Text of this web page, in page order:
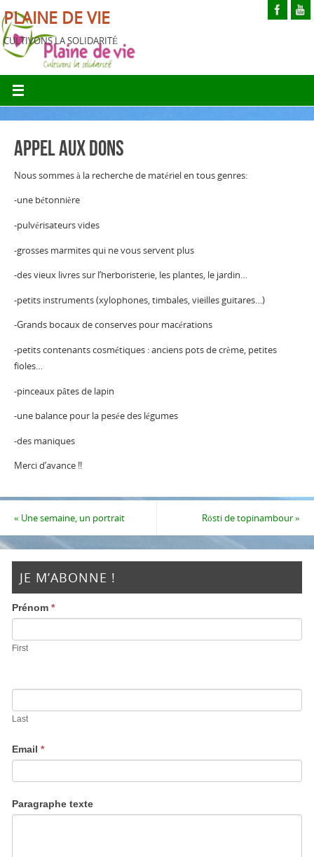
PLAINE DE VIE
CULTIVONS LA SOLIDARITÉ
Appel aux dons
Nous sommes à la recherche de matériel en tous genres:
-une bétonnière
-pulvérisateurs vides
-grosses marmites qui ne vous servent plus
-des vieux livres sur l’herboristerie, les plantes, le jardin…
-petits instruments (xylophones, timbales, vieilles guitares…)
-Grands bocaux de conserves pour macérations
-petits contenants cosmétiques : anciens pots de crème, petites
fioles…
-pinceaux pâtes de lapin
-une balance pour la pesée des légumes
-des maniques
Merci d’avance !!
« Une semaine, un portrait Rösti de topinambour»
JE M’ABONNE !
Prénom*
First
Last
Email*
Paragraphe texte